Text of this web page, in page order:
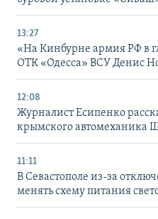
13:27
«На Кинбурне армия РФ в
ОТК «Одесса» ВСУ Денис
12:08
Журналист Есипенко
крымского автомеханика
11:11
В Севастополе из-за
менять схему питания